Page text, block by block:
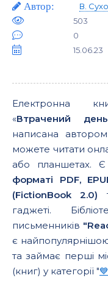
Автор:
В.
503
0
15.06.23
Електронна
«Втрачений
написана
можете читати
або планшетах. Є
форматі PDF,
(FictionBook 2.0)
гаджеті.
письменників
є
та займає перші
(книг) у категорії "